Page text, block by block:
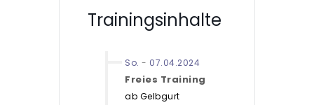
Trainingsinhalte
So. - 07.04.2024
Freies Training
ab Gelbgurt